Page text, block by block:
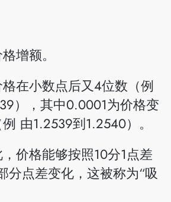
增额。
在小数点后又4位数（例
），其中0.0001为价格变
由1.2539到1.2540）。
价格能够按照10分1点差
分点差变化，这被称为“吸